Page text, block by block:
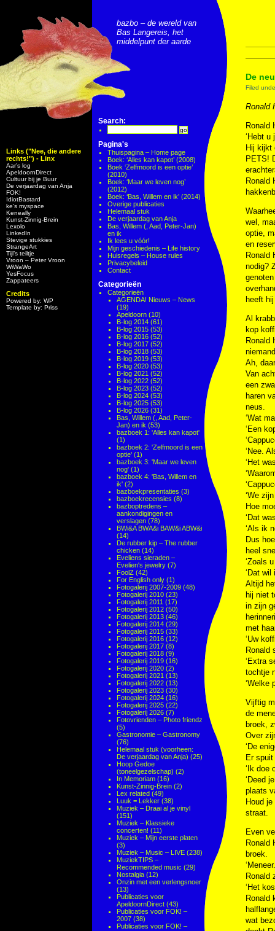
Links ("Nee, die andere
rechts!") - Linx
Aar’s log
ApeldoornDirect
Cultuur bij je Buur
De verjaardag van Anja
FOK!
IdiotBastard
ke's myspace
Keneally
Kunst-Zinnig-Brein
Lexolo
LinkedIn
Stevige stukkies
StrangeArt
Tijl’s teiltje
Vroon – Peter Vroon
WiWaWo
YesFocus
Zappateers
Credits
Powered by: WP
Template by: Priss
bazbo – de wereld van
Bas Langereis, het
middelpunt der aarde
Search:
Pagina's
Thuispagina – Home page
Boek: ‘Alles kan kapot’ (2008)
Boek ‘Zelfmoord is een optie’
(2010)
Boek: ‘Maar we leven nog’
(2012)
Boek: ‘Bas, Willem en ik’ (2014)
Overige publicaties
Helemaal stuk
De verjaardag van Anja
Bas, Willem (, Aad, Peter-Jan)
en ik
Ik lees u vóór!
Mijn geschiedenis – Life history
Huisregels – House rules
Privacybeleid
Contact
Categorieën
Categorieën
AGENDA! Nieuws – News
(19)
Apeldoorn (10)
B-log 2014 (61)
B-log 2015 (53)
B-log 2016 (52)
B-log 2017 (52)
B-log 2018 (53)
B-log 2019 (53)
B-log 2020 (53)
B-log 2021 (52)
B-log 2022 (52)
B-log 2023 (52)
B-log 2024 (53)
B-log 2025 (53)
B-log 2026 (31)
Bas, Willem (, Aad, Peter-
Jan) en ik (53)
bazboek 1: 'Alles kan kapot'
(1)
bazboek 2: 'Zelfmoord is een
optie' (1)
bazboek 3: 'Maar we leven
nog' (1)
bazboek 4: 'Bas, Willem en
ik' (2)
bazboekpresentaties (3)
bazboekrecensies (8)
bazboptredens –
aankondigingen en
verslagen (78)
BWi&A BWA&i BAW&i ABW&i
(14)
De rubber kip – The rubber
chicken (14)
Eveliens sieraden –
Evelien's jewelry (7)
FoolZ (42)
For English only (1)
Fotogalerij 2007-2009 (48)
Fotogalerij 2010 (23)
Fotogalerij 2011 (17)
Fotogalerij 2012 (50)
Fotogalerij 2013 (46)
Fotogalerij 2014 (29)
Fotogalerij 2015 (33)
Fotogalerij 2016 (12)
Fotogalerij 2017 (8)
Fotogalerij 2018 (9)
Fotogalerij 2019 (16)
Fotogalerij 2020 (2)
Fotogalerij 2021 (13)
Fotogalerij 2022 (13)
Fotogalerij 2023 (30)
Fotogalerij 2024 (16)
Fotogalerij 2025 (22)
Fotogalerij 2026 (7)
Fotovrienden – Photo friendz
(5)
Gastronomie – Gastronomy
(76)
Helemaal stuk (voorheen:
De verjaardag van Anja) (25)
Hoop Gedoe
(toneelgezelschap) (2)
In Memoriam (16)
Kunst-Zinnig-Brein (2)
Lex related (49)
Luuk = Lekker (38)
Muziek – Draai al je vinyl
(151)
Muziek – Klassieke
concerten! (11)
Muziek – Mijn eerste platen
(3)
Muziek – Music – LIVE (238)
MuziekTIPS –
Recommended music (29)
Nostalgia (12)
Onzin met een verlengsnoer
(13)
Publicaties voor
ApeldoornDirect (43)
Publicaties voor FOK! –
2007 (38)
Publicaties voor FOK! –
De
Filed
Ronald
Ronald
‘Hebt u
Hij kijkt
PETS!
Ronald
wel,
optie,
en
Ronald
nodig?
heeft
Al
kop
Ronald
Ah,
Van
een
haren
neus.
‘Wat
‘Een
‘Nee.
‘Het
‘We
Hoe
‘Dat
‘Als ik
Dus
heel
‘Zoals
‘Dat wil
Altijd
hij niet
in zijn
met
‘Uw
Ronald
‘Extra
tochtje
‘Welke
Vijftig
de
broek,
Over
‘De
Er
‘Ik doe
‘Deed
plaats
Houd
straat.
Even
Ronald
broek.
Ronald
‘Het
Ronald
wat